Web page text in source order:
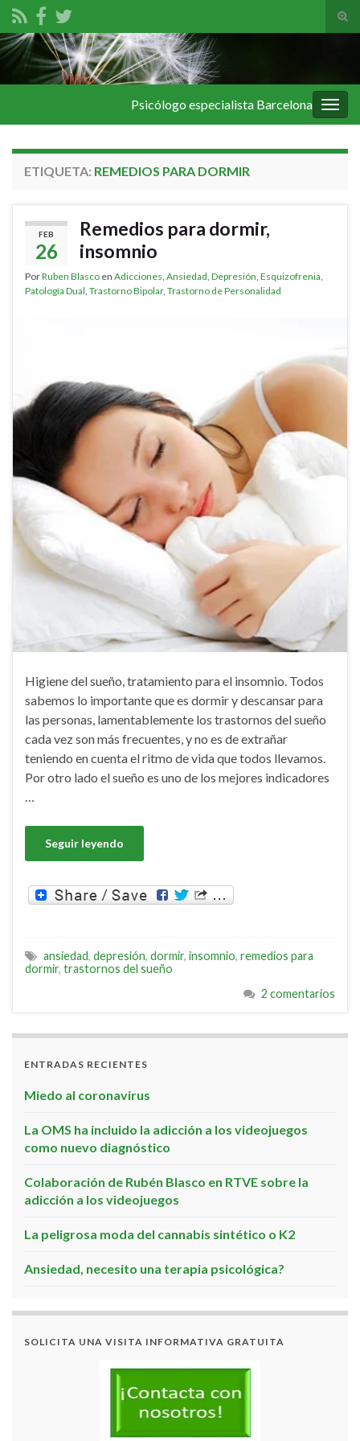
el
Search for:
la
Psicólogo especialista Barcelona
ETIQUETA: REMEDIOS PARA DORMIR
FEB
26
Remedios para dormir,
insomnio
PorRuben Blasco en Adicciones Ansiedad Depresión Esquizofrenia
Patología Dual Trastorno Bipolar, Trastorno de Personalidad
Higiene del sueño, tratamiento para el insomnio. Todos
sabemos lo importante que es dormir y descansar para
las personas, lamentablemente los trastornos del sueño
cada vez son más frecuentes, y no es de extrañar
teniendo en cuenta el ritmo de vida que todos llevamos.
Por otro lado el sueño es uno de los mejores indicadores
Seguir leyendo
ansiedad, depresión, dormir, insomnio, remedios para
dormir, trastornos del sueño
2 comentarios
ENTRADAS RECIENTES
Miedo al coronavirus
La OMS ha incluido la adicción a los videojuegos
como nuevo diagnóstico
Colaboración de Rubén Blasco en RTVE sobre la
adicción a los videojuegos
La peligrosa moda del cannabis sintético o K2
Ansiedad, necesito una terapia psicológica?
SOLICITA UNA VISITA INFORMATIVA GRATUITA